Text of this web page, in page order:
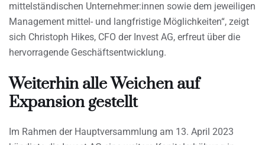
mittelständischen Unternehmer:innen sowie dem jeweiligen
Management mittel- und langfristige Möglichkeiten“, zeigt
sich Christoph Hikes, CFO der Invest AG, erfreut über die
hervorragende Geschäftsentwicklung.
Weiterhin alle Weichen auf
Expansion gestellt
Im Rahmen der Hauptversammlung am 13. April 2023